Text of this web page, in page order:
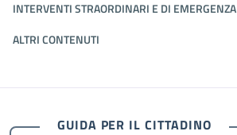
INTERVENTI STRAORDINARI E DI EMERGENZA
ALTRI CONTENUTI
GUIDA PER IL CITTADINO